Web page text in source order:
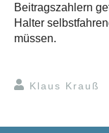
Beitragszahlern
Halter
müssen.
Klaus Krauß